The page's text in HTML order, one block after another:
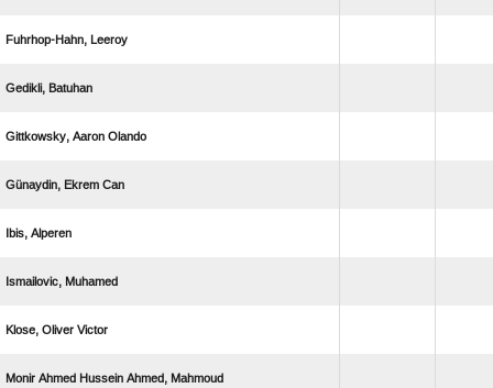
 
 
  
  
 
 
  
    